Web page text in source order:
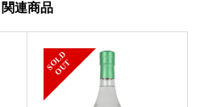
関連商品
S
O
L
D
O
U
T